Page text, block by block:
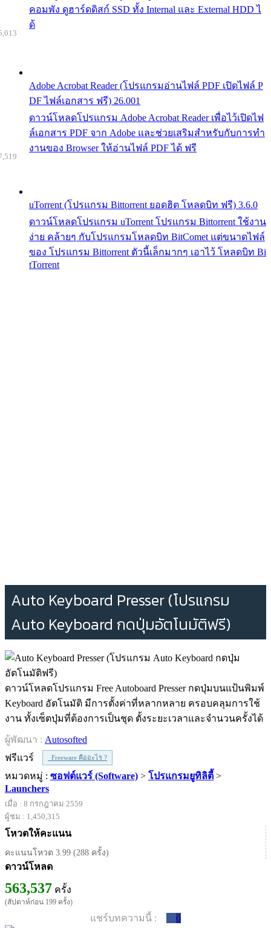
คอมพัง ดูฮาร์ดดิสก์ SSD ทั้ง Internal และ External HDD ไ
ด้
Adobe Acrobat Reader (โปรแกรมอ่านไฟล์ PDF เปิดไฟล์ P
DF ไฟล์เอกสาร ฟรี) 26.001
ดาวน์โหลดโปรแกรม Adobe Acrobat Reader เพื่อไว้เปิดไฟ
ล์เอกสาร PDF จาก Adobe และช่วยเสริมสำหรับกับการทำ
งานของ Browser ให้อ่านไฟล์ PDF ได้ ฟรี
uTorrent (โปรแกรม Bittorrent ยอดฮิต โหลดบิท ฟรี) 3.6.0
ดาวน์โหลดโปรแกรม uTorrent โปรแกรม Bittorrent ใช้งาน
ง่าย คล้ายๆ กับโปรแกรมโหลดบิท BitComet แต่ขนาดไฟล์
ของ โปรแกรม Bittorrent ตัวนี้เล็กมากๆ เอาไว้ โหลดบิท Bi
tTorrent
Auto Keyboard Presser (โปรแกรม
Auto Keyboard กดปุ่มอัตโนมัติฟรี)
ดาวน์โหลดโปรแกรม Free Autoboard Presser กดปุ่มบนแป้นพิมพ์
Keyboard อัตโนมัติ มีการตั้งค่าที่หลากหลาย ครอบคลุมการใช้
งาน ทั้งเซ็ตปุ่มที่ต้องการเป็นชุด ตั้งระยะเวลาและจำนวนครั้งได้
ผู้พัฒนา : Autosofted
ฟรีแวร์
Freeware คืออะไร ?
หมวดหมู่ : ซอฟต์แวร์ (Software) > โปรแกรมยูทิลิตี้ >
Launchers
เมื่อ : 8 กรกฎาคม 2559
ผู้ชม : 1,450,315
โหวตให้คะแนน
คะแนนโหวต 3.99 (288 ครั้ง)
ดาวน์โหลด
563,537 ครั้ง
(สัปดาห์ก่อน 199 ครั้ง)
แชร์บทความนี้ : 0